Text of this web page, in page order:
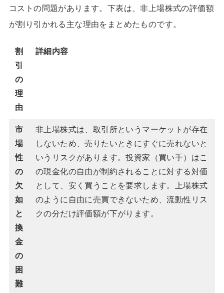
コストの問題があります。下表は、非上場株式の評価額
が割り引かれる主な理由をまとめたものです。
割
引
の
理
由
詳細内容
市
場
性
の
欠
如
と
換
金
の
困
難
非上場株式は、取引所というマーケットが存在
しないため、売りたいときにすぐに売れないと
いうリスクがあります。投資家（買い手）はこ
の現金化の自由が制約されることに対する対価
として、安く買うことを要求します。上場株式
のように自由に売買できないため、流動性リス
クの分だけ評価額が下がります。